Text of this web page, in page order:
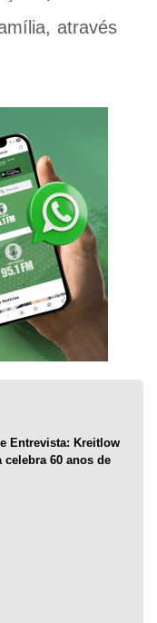
através
Entrevista: Kreitlow
celebra 60 anos de